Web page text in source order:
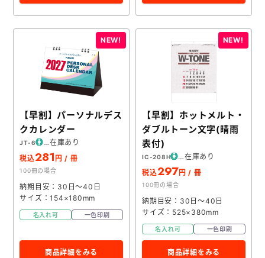
【早割】パーソナルデス
クカレンダー
JT-6
在庫あり
税込281 円 / 冊
100冊の場合
納期目安：30日～40日
サイズ：154×180mm
名入れ可 一色印刷
商品詳細をみる
【早割】ホットメルト・
ダブルトーン文字(晴雨
表付)
IC-208H
在庫あり
税込297円 / 冊
100冊の場合
納期目安：30日～40日
サイズ：525×380mm
名入れ可 一色印刷
商品詳細をみる